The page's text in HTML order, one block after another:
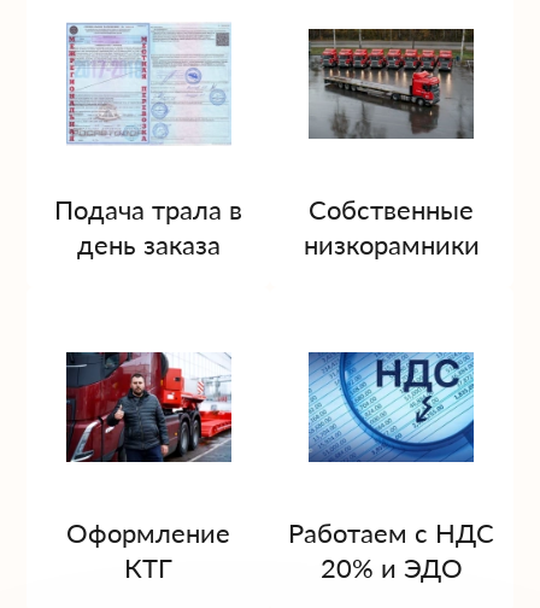
Подача трала в
день заказа
Собственные
низкорамники
Оформление
КТГ
Работаем с НДС
20% и ЭДО